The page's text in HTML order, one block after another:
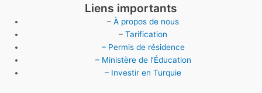
Liens importants
–À propos de nous
–Tarification
– Permis de résidence
– Ministère de l’Éducation
– Investir en Turquie